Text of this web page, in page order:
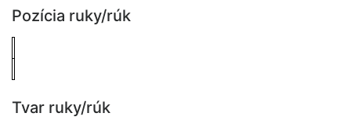
Pozícia ruky/rúk
Tvar ruky/rúk